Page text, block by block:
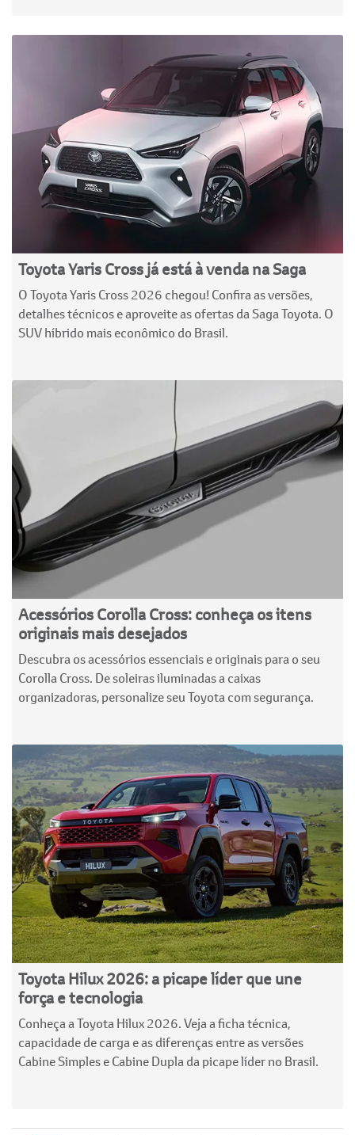
Toyota Yaris Cross já está à venda na Saga
O Toyota Yaris Cross 2026 chegou! Confira as versões,
detalhes técnicos e aproveite as ofertas da Saga Toyota. O
SUV híbrido mais econômico do Brasil.
Acessórios Corolla Cross: conheça os itens
originais mais desejados
Descubra os acessórios essenciais e originais para o seu
Corolla Cross. De soleiras iluminadas a caixas
organizadoras, personalize seu Toyota com segurança.
Toyota Hilux 2026: a picape líder que une
força e tecnologia
Conheça a Toyota Hilux 2026. Veja a ficha técnica,
capacidade de carga e as diferenças entre as versões
Cabine Simples e Cabine Dupla da picape líder no Brasil.